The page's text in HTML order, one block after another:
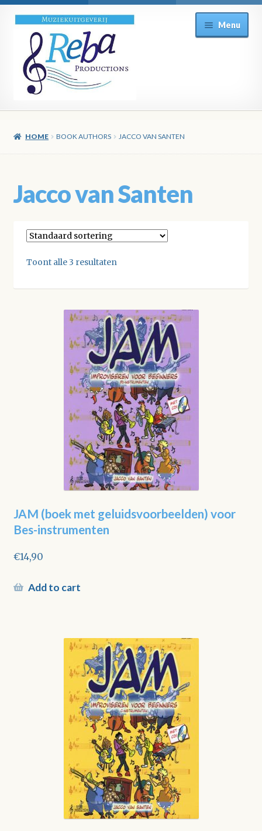
Ga
door
naar
navigatie
Ga
direct
naar
de
inhoud
Menu
HOME BOOK AUTHORS JACCO VAN SANTEN
Jacco van Santen
Toont alle 3 resultaten
JAM (boek met geluidsvoorbeelden) voor
Bes-instrumenten
€14,90
Add to cart